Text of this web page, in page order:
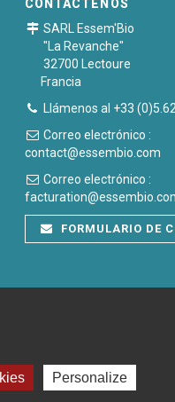
CONTÁCTENOS
SARL Essem'Bio
"La Revanche"
32700 Lectoure
Francia
Llámenos al +33
Correo electrónico :
contact@essembio.com
Correo electrónico :
FORMULARIO DE
Personalize